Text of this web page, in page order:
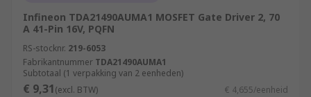
Infineon TDA21490AUMA1 MOSFET Gate Driver 2, 70
A 41-Pin 16V, PQFN
RS-stocknr. 219-6053
Fabrikantnummer TDA21490AUMA1
Subtotaal (1 verpakking van 2 eenheden)
€ 9,31(excl. BTW) € 4,655/eenheid